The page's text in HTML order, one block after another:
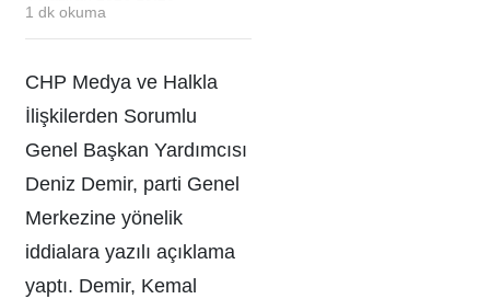
1 dk okuma
CHP Medya ve Halkla
İlişkilerden Sorumlu
Genel Başkan Yardımcısı
Deniz Demir, parti Genel
Merkezine yönelik
iddialara yazılı açıklama
yaptı. Demir, Kemal